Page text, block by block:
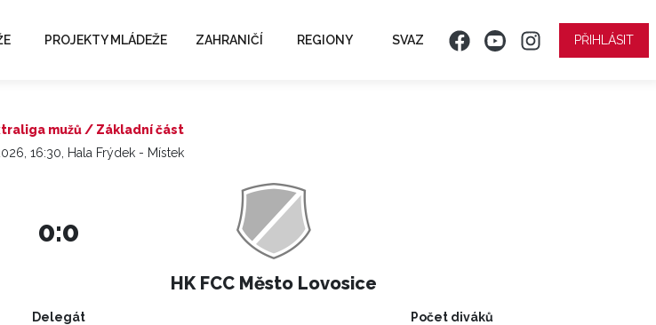
PROJEKTY MLÁDEŽE ZAHRANIČÍ REGIONY SVAZ PŘIHLÁSIT
mužů / Základní část
16:30, Hala Frýdek - Místek
0:0
HK FCC Město Lovosice
Delegát Počet diváků